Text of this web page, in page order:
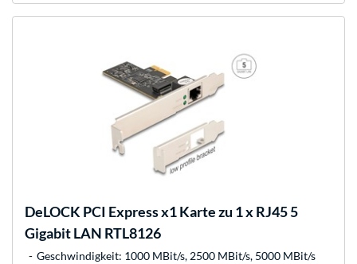
DeLOCKPCI Express x1 Karte zu 1 x RJ45 5
Gigabit LAN RTL8126
Geschwindigkeit: 1000 MBit/s, 2500 MBit/s, 5000 MBit/s